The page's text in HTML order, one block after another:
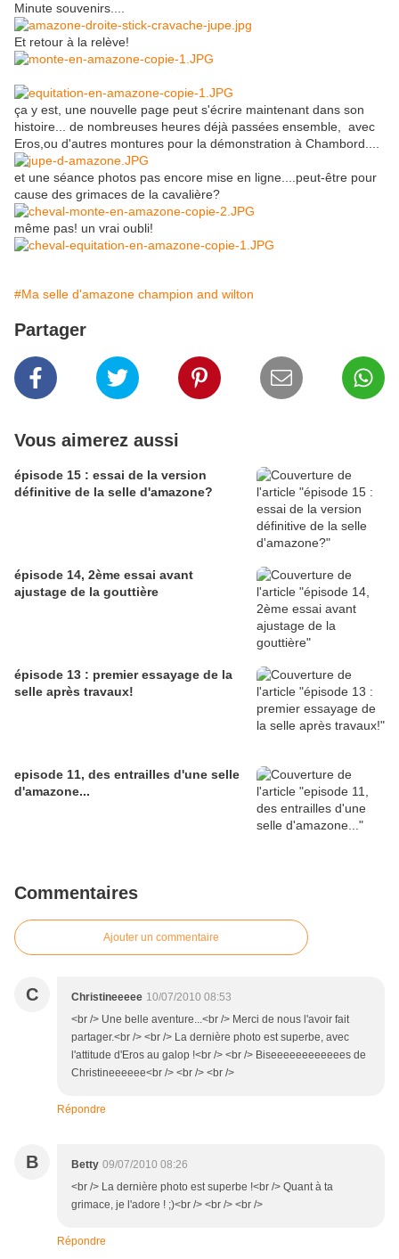
Minute souvenirs....
Et retour à la relève!
ça y est, une nouvelle page peut s'écrire maintenant dans son
histoire... de nombreuses heures déjà passées ensemble, avec
Eros,ou d'autres montures pour la démonstration à Chambord....
et une séance photos pas encore mise en ligne....peut-être pour
cause des grimaces de la cavalière?
même pas! un vrai oubli!
#Ma selle d'amazone champion and wilton
Partager
Vous aimerez aussi
épisode 15 : essai de la version
définitive de la selle d'amazone?
épisode 14, 2ème essai avant
ajustage de la gouttière
épisode 13 : premier essayage de la
selle après travaux!
episode 11, des entrailles d'une selle
d'amazone...
Commentaires
Ajouter un commentaire
C Christineeeee 10/07/2010 08:53
<br /> Une belle aventure...<br /> Merci de nous l'avoir fait
partager.<br /> <br /> La dernière photo est superbe, avec
l'attitude d'Eros au galop !<br /> <br /> Biseeeeeeeeeeees de
Christineeeeee<br /> <br /> <br />
Répondre
B Betty 09/07/2010 08:26
<br /> La dernière photo est superbe !<br /> Quant à ta
grimace, je l'adore ! ;)<br /> <br /> <br />
Répondre